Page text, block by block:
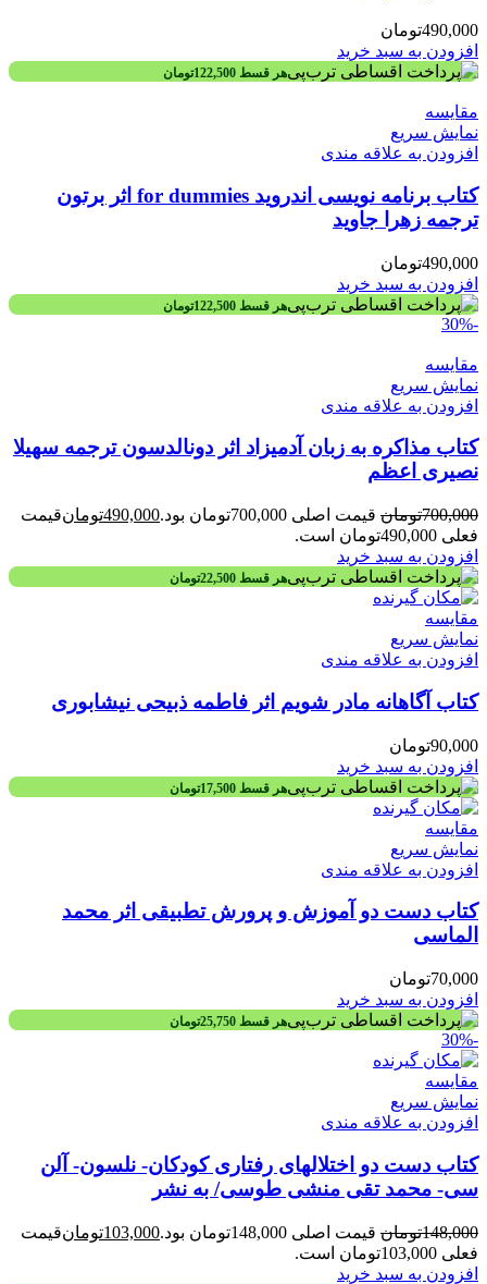
490,000تومان
افزودن به سبد خرید
هر قسط 122,500تومان
مقايسه
نمایش سریع
افزودن به علاقه مندی
کتاب برنامه‌ نویسی اندروید for dummies اثر برتون
ترجمه زهرا جاوید
490,000تومان
افزودن به سبد خرید
هر قسط 122,500تومان
-30%
مقايسه
نمایش سریع
افزودن به علاقه مندی
کتاب مذاکره به زبان آدمیزاد اثر دونالدسون ترجمه سهیلا
نصیری اعظم
700,000تومان قیمت اصلی 700,000تومان بود. 490,000تومانقیمت
فعلی 490,000تومان است.
افزودن به سبد خرید
هر قسط 22,500تومان
مقايسه
نمایش سریع
افزودن به علاقه مندی
کتاب آگاهانه مادر شویم اثر فاطمه ذبیحی نیشابوری
90,000تومان
افزودن به سبد خرید
هر قسط 17,500تومان
مقايسه
نمایش سریع
افزودن به علاقه مندی
کتاب دست دو آموزش و پرورش تطبيقی اثر محمد
الماسی
70,000تومان
افزودن به سبد خرید
هر قسط 25,750تومان
-30%
مقايسه
نمایش سریع
افزودن به علاقه مندی
کتاب دست دو اختلالهای رفتاری کودکان- نلسون- آلن
سی- محمد تقی منشی طوسی/ به نشر
148,000تومان قیمت اصلی 148,000تومان بود. 103,000تومانقیمت
فعلی 103,000تومان است.
افزودن به سبد خرید